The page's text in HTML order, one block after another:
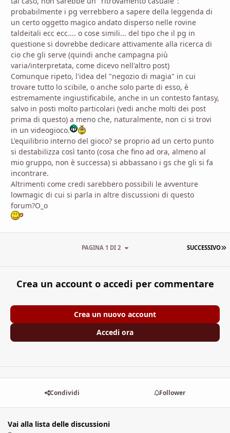
probabilmente i pg verrebbero a sapere della leggenda di
un certo oggetto magico andato disperso nelle rovine
taldeitali ecc ecc.... o cose simili... del tipo che il pg in
questione si dovrebbe dedicare attivamente alla ricerca di
cio che gli serve (quindi anche campagna più
varia/interpretata, come dicevo nell'altro post)
Comunque ripeto, l'idea del "negozio di magia" in cui
trovare tutto lo scibile, o anche solo parte di esso, è
estremamente ingiustificabile, anche in un contesto fantasy,
salvo in posti molto particolari (vedi anche molti dei post
prima di questo) a meno che, naturalmente, non ci si trovi
in un videogioco.
L'equilibrio interno del gioco? se proprio ad un certo punto
si destabilizza così tanto (cosa che fino ad ora, almeno al
mio gruppo, non è successa) si abbassano i gs che gli si fa
incontrare.
Altrimenti come credi sarebbero possibili le avventure
lowmagic di cui si parla in altre discussioni di questo
forum?O_o
SUCCESSIVO
PAGINA 1 DI 2
Crea un account o accedi per commentare
Crea un nuovo account
Accedi ora
Condividi Follower
Vai alla lista delle discussioni